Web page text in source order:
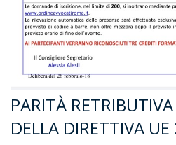
PARITÀ
DELLA DIRETTIVA